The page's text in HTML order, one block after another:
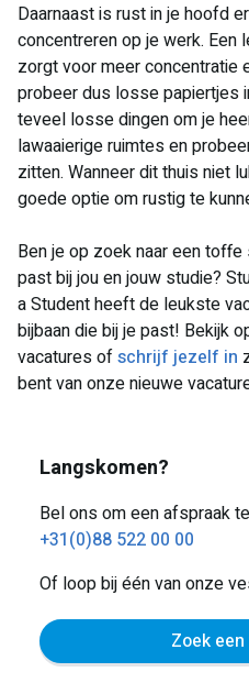
Daarnaast is rust in je hoofd
concentreren op je werk.
zorgt voor meer concentratie
probeer dus losse papiertjes
teveel losse dingen om je
lawaaierige ruimtes en
zitten. Wanneer dit thuis niet
goede optie om rustig te
Ben je op zoek naar een
past bij jou en jouw studie?
a Student heeft de leukste
bijbaan die bij je past! Bekijk
vacatures ofschrijf jezelf in
bent van onze nieuwe
Langskomen?
Bel ons om een afspraak
+31(0)88 522 00 00
Of loop bij één van onze
Zoek